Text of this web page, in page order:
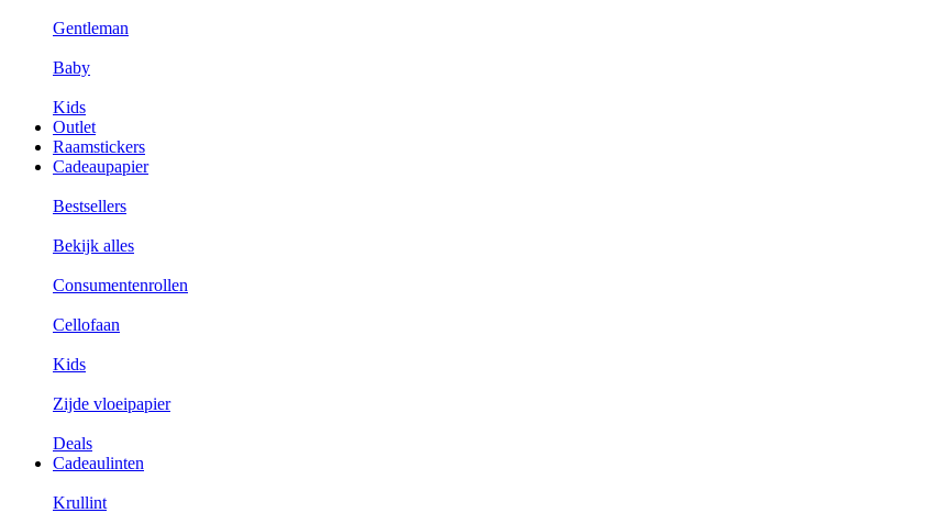
Gentleman
Baby
Kids
Outlet
Raamstickers
Cadeaupapier
Bestsellers
Bekijk alles
Consumentenrollen
Cellofaan
Kids
Zijde vloeipapier
Deals
Cadeaulinten
Krullint